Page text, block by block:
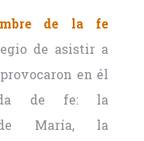
de la fe
de asistir a
en él
de fe: la
María, la